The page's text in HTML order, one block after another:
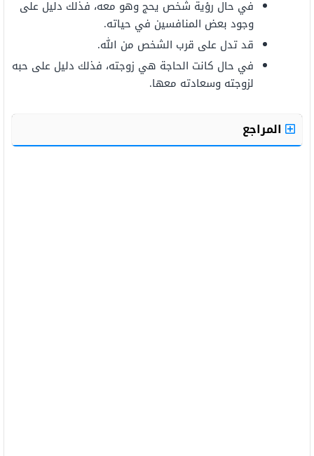
في حال رؤية شخص يحج وهو معه، فذلك دليل على
وجود بعض المنافسين في حياته.
قد تدل على قرب الشخص من الله.
في حال كانت الحاجة هي زوجته، فذلك دليل على حبه
لزوجته وسعادته معها.
المراجع